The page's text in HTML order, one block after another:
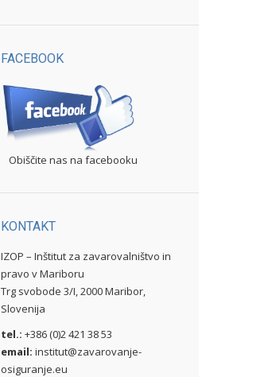
FACEBOOK
Obiščite nas na facebooku
KONTAKT
IZOP – Inštitut za zavarovalništvo in
pravo v Mariboru
Trg svobode 3/I, 2000 Maribor,
Slovenija
tel.: +386 (0)2 421 38 53
email: institut@zavarovanje-
osiguranje.eu